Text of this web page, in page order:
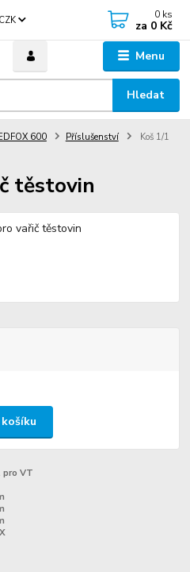
Menu
CZK
Hledat
0 ks
za 0 Kč
600 Příslušenství
Koš 1/1
těstovin
pro VT